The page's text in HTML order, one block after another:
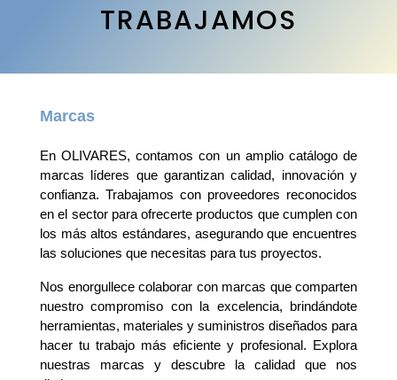
TRABAJAMOS
Marcas
En OLIVARES, contamos con un amplio catálogo de
marcas líderes que garantizan calidad, innovación y
confianza. Trabajamos con proveedores reconocidos
en el sector para ofrecerte productos que cumplen con
los más altos estándares, asegurando que encuentres
las soluciones que necesitas para tus proyectos.
Nos enorgullece colaborar con marcas que comparten
nuestro compromiso con la excelencia, brindándote
herramientas, materiales y suministros diseñados para
hacer tu trabajo más eficiente y profesional. Explora
nuestras marcas y descubre la calidad que nos